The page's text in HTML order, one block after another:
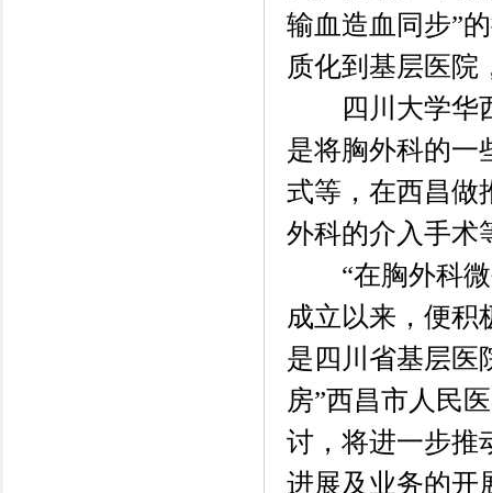
输血造血同步”
质化到基层医院
四川大学华西
是将胸外科的一
式等，在西昌做
外科的介入手术
“在胸外科微
成立以来，便积
是四川省基层医
房”西昌市人民
讨，将进一步推
进展及业务的开